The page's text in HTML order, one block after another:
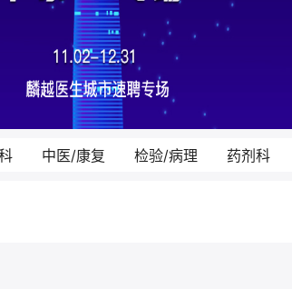
中医/康复 检验/病理 药剂科